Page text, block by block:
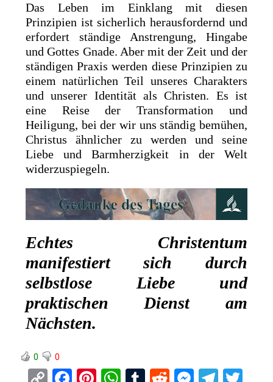
Das Leben im Einklang mit diesen
Prinzipien ist sicherlich herausfordernd und
erfordert ständige Anstrengung, Hingabe
und Gottes Gnade. Aber mit der Zeit und der
ständigen Praxis werden diese Prinzipien zu
einem natürlichen Teil unseres Charakters
und unserer Identität als Christen. Es ist
eine Reise der Transformation und
Heiligung, bei der wir uns ständig bemühen,
Christus ähnlicher zu werden und seine
Liebe und Barmherzigkeit in der Welt
widerzuspiegeln.
Echtes Christentum
manifestiert sich durch
selbstlose Liebe und
praktischen Dienst am
Nächsten.
0 0